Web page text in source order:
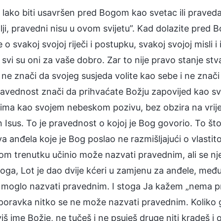
biti usavršen pred Bogom kao svetac ili
pravedni nisu u ovom svijetu”. Kad dolazite pred
o svakoj svojoj riječi i postupku, svakoj svojoj misli
svi su oni za vaše dobro. Zar to nije pravo stanje
znači da svojeg susjeda volite kao sebe i ne
znači da prihvaćate Božju zapovijed kao
kao svojem nebeskom pozivu, bez obzira na
Isus. To je pravednost o kojoj je Bog govorio. To
anđela koje je Bog poslao ne razmišljajući o
trenutku učinio može nazvati pravednim, ali se
Lot je dao dvije kćeri u zamjenu za anđele,
nazvati pravednim. I stoga Ja kažem „nema
nitko se ne može nazvati pravednim.
ime Božje, ne tučeš i ne psuješ druge niti kradeš i